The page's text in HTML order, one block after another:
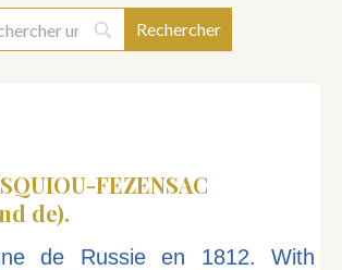
FEZENSAC
de).
de Russie en 1812. With